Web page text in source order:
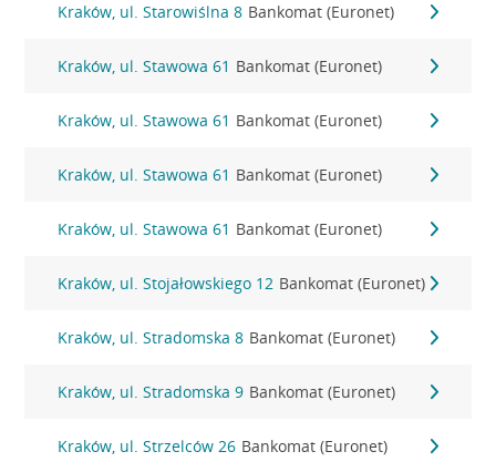
Kraków, ul. Starowiślna 8 Bankomat (Euronet)
Kraków, ul. Stawowa 61 Bankomat (Euronet)
Kraków, ul. Stawowa 61 Bankomat (Euronet)
Kraków, ul. Stawowa 61 Bankomat (Euronet)
Kraków, ul. Stawowa 61 Bankomat (Euronet)
Kraków, ul. Stojałowskiego 12 Bankomat (Euronet)
Kraków, ul. Stradomska 8 Bankomat (Euronet)
Kraków, ul. Stradomska 9 Bankomat (Euronet)
Kraków, ul. Strzelców 26 Bankomat (Euronet)